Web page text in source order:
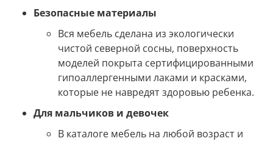
Безопасные материалы
Вся мебель сделана из экологически
чистой северной сосны, поверхность
моделей покрыта сертифицированными
гипоаллергенными лаками и красками,
которые не навредят здоровью ребенка.
Для мальчиков и девочек
В каталоге мебель на любой возраст и